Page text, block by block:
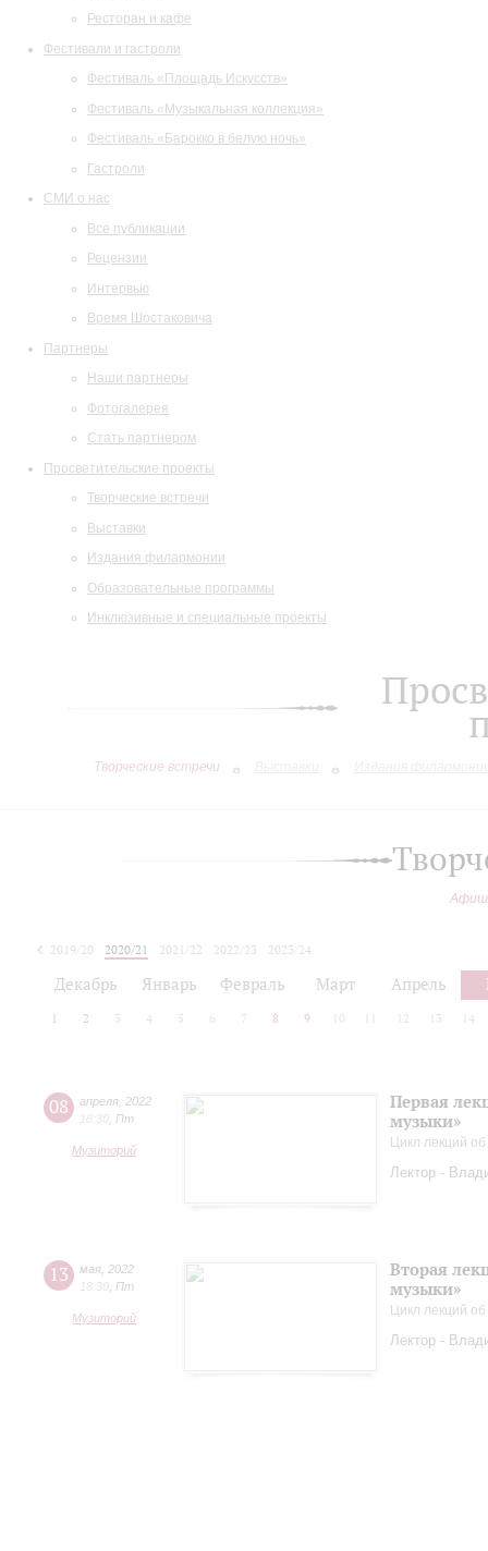
Ресторан и кафе
Фестивали и гастроли
Фестиваль «Площадь Искусств»
Фестиваль «Музыкальная коллекция»
Фестиваль «Барокко в белую ночь»
Гастроли
СМИ о нас
Все публикации
Рецензии
Интервью
Время Шостаковича
Партнеры
Наши партнеры
Фотогалерея
Стать партнером
Просветительские проекты
Творческие встречи
Выставки
Издания филармонии
Образовательные программы
Инклюзивные и специальные проекты
Творческие встречи
2019/20 2020/21 2021/22 2022/23
2023/24
Декабрь Январь Февраль Март Апрель
1 2 3 4 5 6 7 8 9 10 12 13 14
08 апреля 2022
18:30 Пт
Музиторий
Первая
музыки»
Цикл лекций
Лектор -
13 мая 2022
18:30 Пт
Музиторий
Вторая
музыки»
Цикл лекций
Лектор -